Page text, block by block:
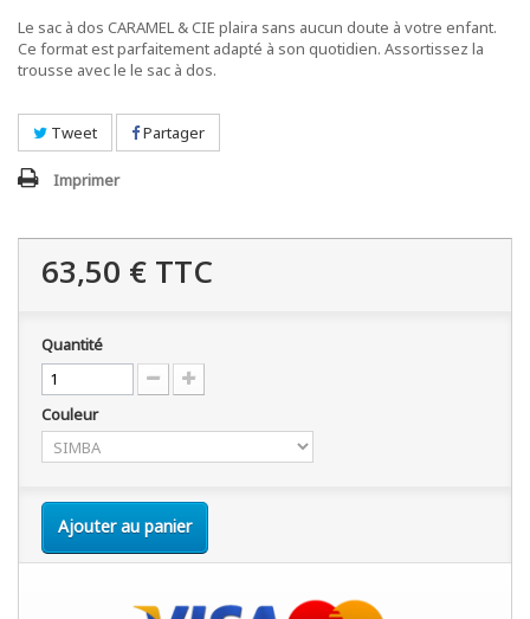
Le sac à dos CARAMEL & CIE plaira sans aucun doute à votre enfant.
Ce format est parfaitement adapté à son quotidien. Assortissez la
trousse avec le le sac à dos.
Tweet Partager
Imprimer
63,50 € TTC
Quantité
Couleur
Ajouter au panier